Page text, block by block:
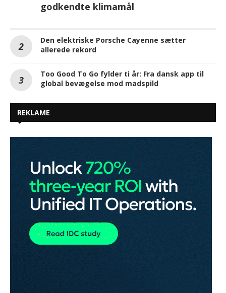
godkendte klimamål
Den elektriske Porsche Cayenne sætter
allerede rekord
Too Good To Go fylder ti år: Fra dansk app til
global bevægelse mod madspild
REKLAME